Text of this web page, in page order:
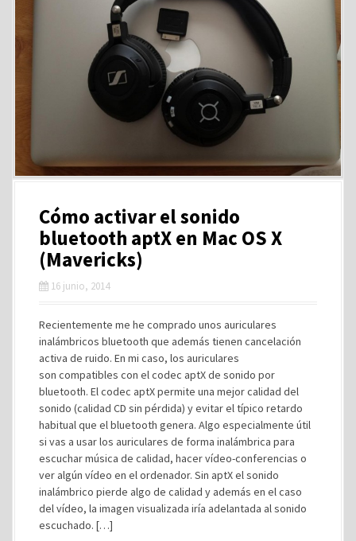
Cómo activar el sonido
bluetooth aptX en Mac OS X
(Mavericks)
16 junio, 2014
Recientemente me he comprado unos auriculares
inalámbricos bluetooth que además tienen cancelación
activa de ruido. En mi caso, los auriculares
son compatibles con el codec aptX de sonido por
bluetooth. El codec aptX permite una mejor calidad del
sonido (calidad CD sin pérdida) y evitar el típico retardo
habitual que el bluetooth genera. Algo especialmente útil
si vas a usar los auriculares de forma inalámbrica para
escuchar música de calidad, hacer vídeo-conferencias o
ver algún vídeo en el ordenador. Sin aptX el sonido
inalámbrico pierde algo de calidad y además en el caso
del vídeo, la imagen visualizada iría adelantada al sonido
escuchado. […]